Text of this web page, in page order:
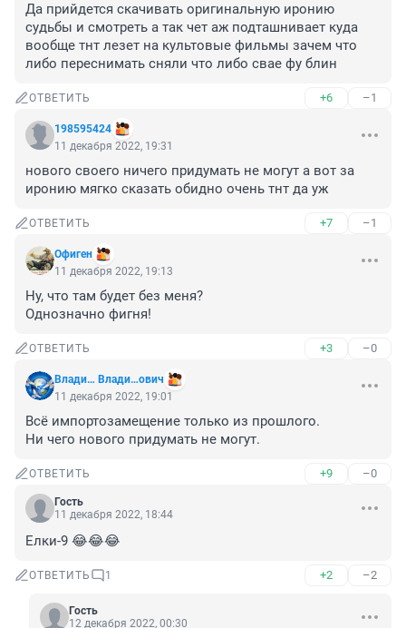
Да прийдется скачивать оригинальную иронию
судьбы и смотреть а так чет аж подташнивает куда
вообще тнт лезет на культовые фильмы зачем что
либо переснимать сняли что либо свае фу блин
ОТВЕТИТЬ +6 –1
198595424
11 декабря 2022, 19:31
нового своего ничего придумать не могут а вот за
иронию мягко сказать обидно очень тнт да уж
ОТВЕТИТЬ +7 –1
Офиген
11 декабря 2022, 19:13
Ну, что там будет без меня?
Однозначно фигня!
ОТВЕТИТЬ +3 –0
Влади… Влади…ович
11 декабря 2022, 19:01
Всё импортозамещение только из прошлого.
Ни чего нового придумать не могут.
ОТВЕТИТЬ +9 –0
Гость
11 декабря 2022, 18:44
Елки-9 😂😂😂
ОТВЕТИТЬ 1 +2 –2
Гость
12 декабря 2022, 00:30